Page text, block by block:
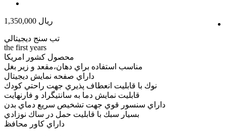
1,350,000 ریال
تب سنج ديجيتالي
the first years
محصول كشور امريكا
مناسب استفاده براي دهان،مقعد و زير بغل
داراي صفحه نمايش ديجيتال
نوك با قابليت انعطاف پذيري جهت راحتي كودك
قابليت نمايش دما به سانتيگراد و فارنهايت
داراي سنسور قوي جهت تشخيص سريع دماي بدن
بسيار سبك با قابليت حمل در ساك نوزادي
داراي كاور محافظ